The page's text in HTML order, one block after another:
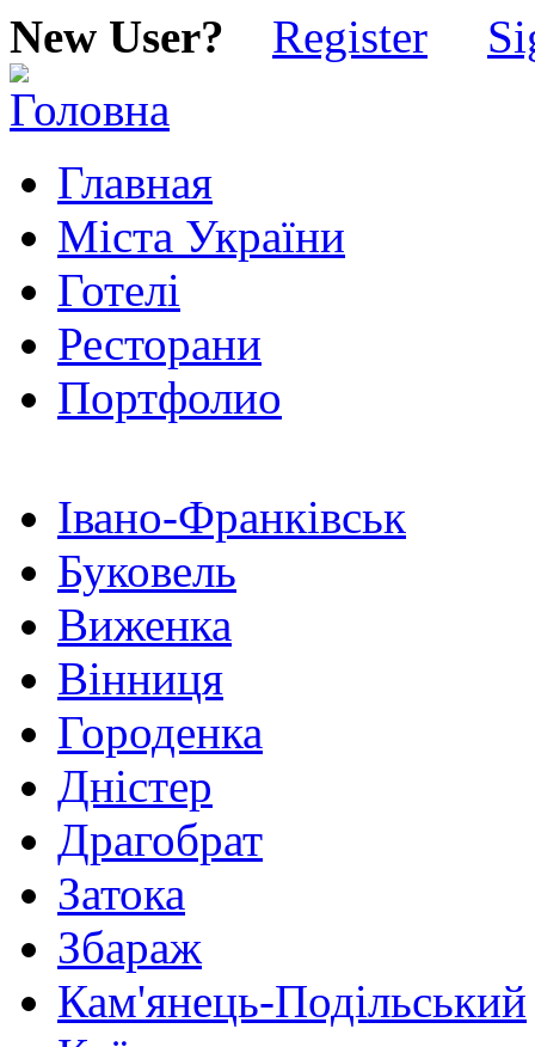
New User? Register
Главная
Міста України
Готелі
Ресторани
Портфолио
Івано-Франківськ
Буковель
Виженка
Вінниця
Городенка
Дністер
Драгобрат
Затока
Збараж
Кам'янець-Подільський